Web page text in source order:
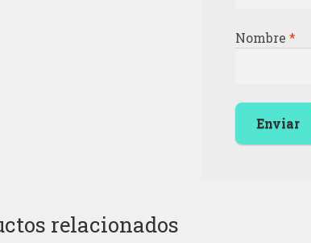
Nombre*
relacionados